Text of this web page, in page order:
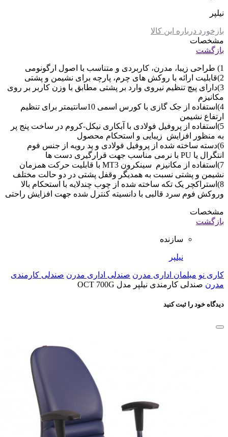
نیلپر
بازخورد درباره این کالا
مشخصات
بازگشت
1) طراحی زیبا، مدرن، کاربردی و متناسب با اصول ارگونومی
2)قابلیت ارائه با روکش های چرم، پارچه برای نشیمن و پشتی
3)دارای پیچ تنظیم نیروی وارد بر پشتی مطابق با وزن کاربر بر روی
مکانیزم
4)استفاده از جک گازی با کورس اسمی 10سانتیمتر برای تنظیم
ارتفاع نشیمن
5)استفاده از پروفیل فولادی با آبکاری نیکل-کروم در ساخت پنج پر
به منظور افزایش زیبایی و استحکام محصول
6)دسته ساخته شده از پروفیل فولادی و پد رویه از جنس فوم
انتگرال یا PU با نرمی مناسب جهت قرارگیری دست ها
7)استفاده از مکانیزم سینکرون MT3 با قابلیت حرکت همزمان
نشیمن و پشتی نسبت به همدیگر وقفل پشتی در دو حالت مختلف
8)استراکچر یک تکه ساخته شده از چوب چندلایه با استحکام بالا
وروکش فوم سرد قالبی با دانسیته کنترل شده جهت افزایش راحتی
مشخصات
بازگشت
سازنده
نیلپر
کاری نو مبلمان اداری مدرن صندلی اداری مدرن صندلی کارمندی
مدرن صندلی کارمندی نیلپر مدل OCT 700G
دیدگاه خود را ثبت کنید